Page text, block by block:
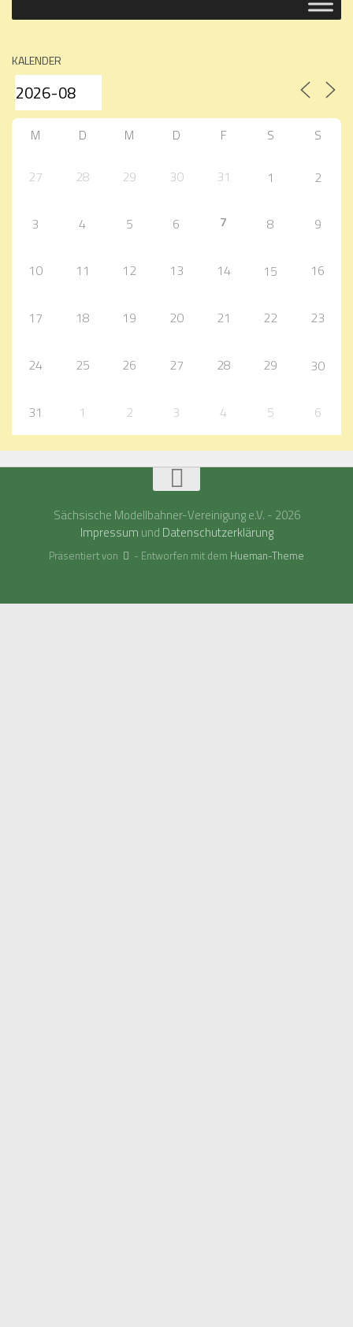
KALENDER
M D M D F S S
27 28 29 30 31 1 2
3 4 5 6 7 8 9
10 11 12 13 14 15 16
17 18 19 20 21 22 23
24 25 26 27 28 29 30
31 1 2 3 4 5 6
Sächsische Modellbahner-Vereinigung e.V. - 2026
Impressum und Datenschutzerklärung
Präsentiert von - Entworfen mit dem Hueman-Theme